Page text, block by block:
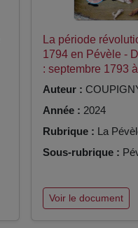
La période
1794 en Pévèle -
: septembre 1793
Auteur :
Année : 2024
Rubrique : La
Sous-rubrique :
Voir le document